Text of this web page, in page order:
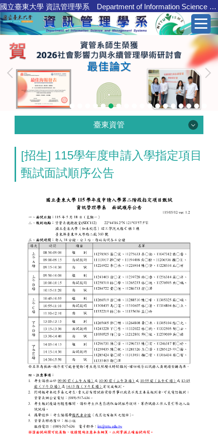
跳
到
主
要
內
區
國立臺東大學 資訊管理學系 Department of Information Science and Management Systems
臺東資管
臺東資管
課程綱要
教研成果
規章要點
表格下載
系友動態
入學管道
[招生] 115學年度申請入學指定項目
甄試面試順序公告